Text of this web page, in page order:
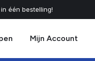
één bestelling!
Mijn Account